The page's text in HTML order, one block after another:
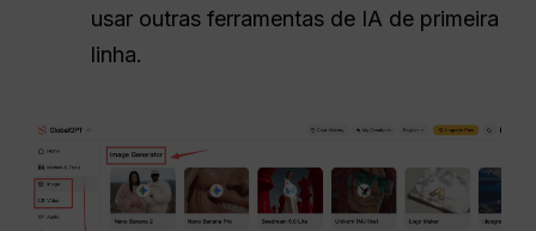
usar outras ferramentas de IA de primeira
linha.